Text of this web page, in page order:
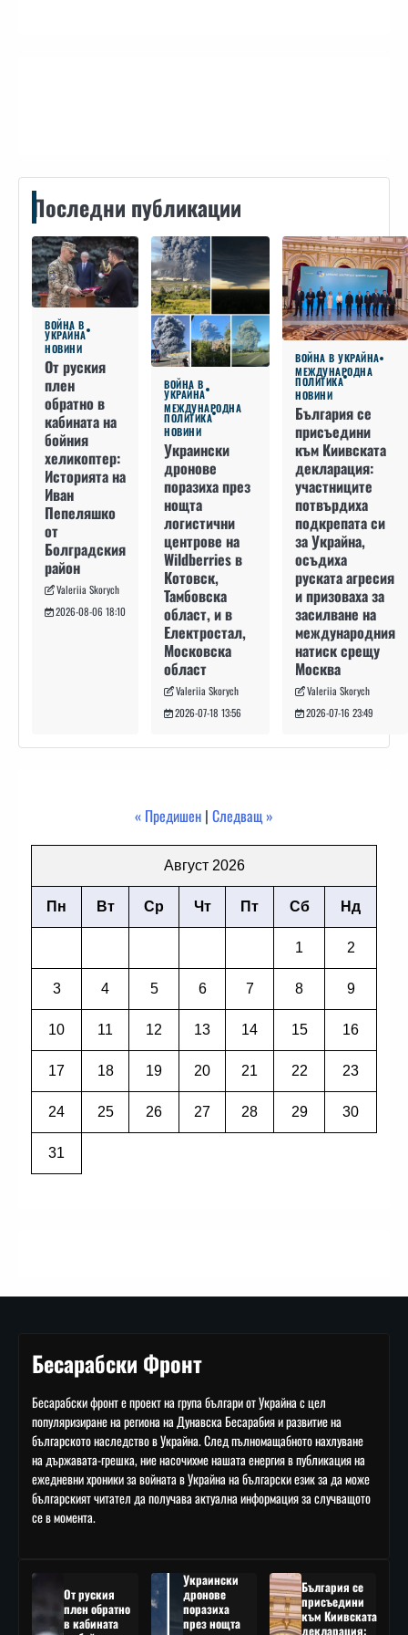
Последни публикации
ВОЙНА В
УКРАЙНА
НОВИНИ
От руския
плен
обратно в
кабината на
бойния
хеликоптер:
Историята на
Иван
Пепеляшко
от
Болградския
район
Valeriia Skorych
2026-08-06 18:10
ВОЙНА В
УКРАЙНА
МЕЖДУНАРОДНА
ПОЛИТИКА
НОВИНИ
Украински
дронове
поразиха през
нощта
логистични
центрове на
Wildberries в
Котовск,
Тамбовска
област, и в
Електростал,
Московска
област
Valeriia Skorych
2026-07-18 13:56
ВОЙНА В УКРАЙНА
МЕЖДУНАРОДНА
ПОЛИТИКА
НОВИНИ
България се
присъедини
към Киивската
декларация:
участниците
потвърдиха
подкрепата си
за Украйна,
осъдиха
руската агресия
и призоваха за
засилване на
международния
натиск срещу
Москва
Valeriia Skorych
2026-07-16 23:49
« Предишен | Следващ »
Август 2026
Пн Вт Ср Чт Пт Сб Нд
1 2
3 4 5 6 7 8 9
10 11 12 13 14 15 16
17 18 19 20 21 22 23
24 25 26 27 28 29 30
31
Бесарабски Фронт
Бесарабски фронт е проект на група българи от Украйна с цел
популяризиране на региона на Дунавска Бесарабия и развитие на
българското наследство в Украйна. След пълномащабното нахлуване
на държавата-грешка, ние насочихме нашата енергия в публикация на
ежедневни хроники за войната в Украйна на български език за да може
българският читател да получава актуална информация за случващото
се в момента.
От руския
плен обратно
в кабината
Украински
дронове
поразиха
през нощта
България се
присъедини
към Киивската
декларация: